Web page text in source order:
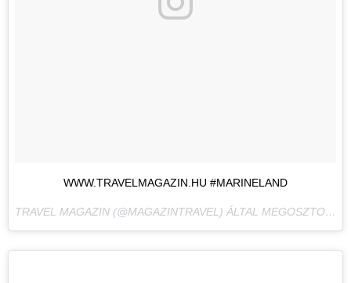
WWW.TRAVELMAGAZIN.HU #MARINELAND
TRAVEL MAGAZIN (@MAGAZINTRAVEL) ÁLTAL MEGOSZTOTT BEJEGYZÉS,